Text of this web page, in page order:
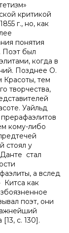
критикой
г., но, как
понятия
Поэт был
когда в
Позднее О.
Красоты, тем
творчества,
Уайльд
кому-либо
стоял у
стал
а вслед
Китса как
поэт, они
c. 130].